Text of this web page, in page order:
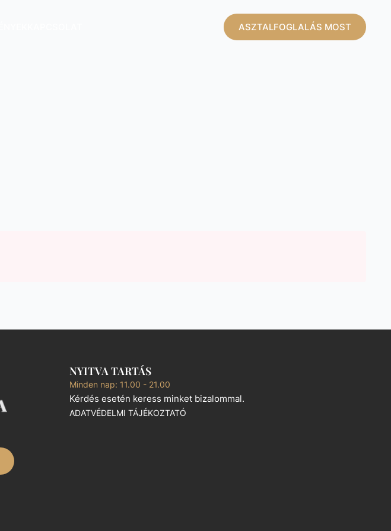
ASZTALFOGLALÁS MOST
NYITVA TARTÁS
Minden nap: 11.00 - 21.00
Kérdés esetén keress minket bizalommal.
ADATVÉDELMI TÁJÉKOZTATÓ